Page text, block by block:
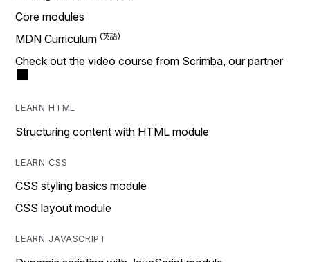
Core modules
MDN Curriculum
Check out the video course from Scrimba, our partner
LEARN HTML
Structuring content with HTML module
LEARN CSS
CSS styling basics module
CSS layout module
LEARN JAVASCRIPT